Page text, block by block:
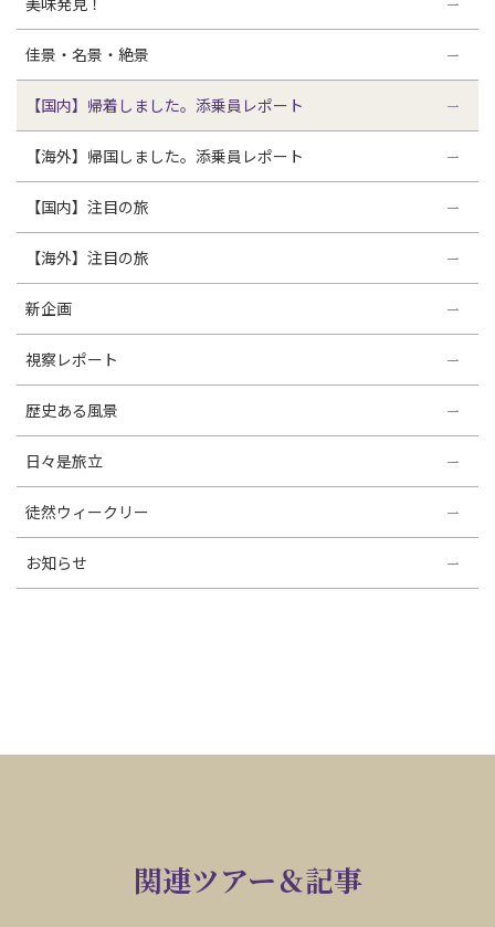
佳景・名景・絶景
【国内】帰着しました。添乗員レポート
【海外】帰国しました。添乗員レポート
【国内】注目の旅
【海外】注目の旅
新企画
視察レポート
歴史ある風景
日々是旅立
徒然ウィークリー
お知らせ
関連ツアー＆記事